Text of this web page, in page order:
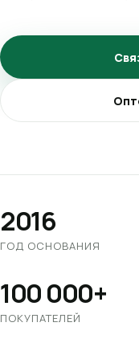
2016
ГОД ОСНОВАНИЯ
100 000+
ПОКУПАТЕЛЕЙ